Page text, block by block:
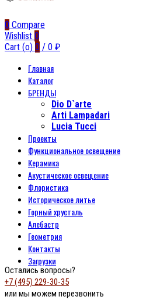
0 Compare
Wishlist 0
Cart (o) 0 / 0 ₽
Главная
Каталог
БРЕНДЫ
Dio D`arte
Arti Lampadari
Lucia Tucci
Проекты
Функциональное освещение
Керамика
Акустическое освещение
Флористика
Историческое литье
Горный хрусталь
Алебастр
Геометрия
Контакты
Загрузки
Остались вопросы?
+7 (495) 229-30-35
или мы можем перезвонить